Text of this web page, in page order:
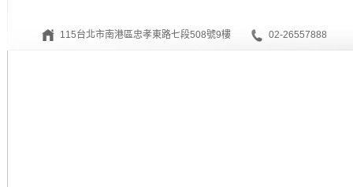
115台北市南港區忠孝東路七段508號9樓 02-26557888